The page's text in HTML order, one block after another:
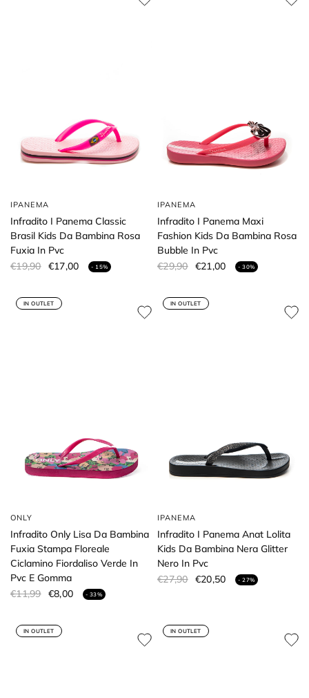
IPANEMA
Infradito I Panema Classic
Brasil Kids Da Bambina Rosa
Fuxia In Pvc
€19,90 €17,00 - 15%
IPANEMA
Infradito I Panema Maxi
Fashion Kids Da Bambina Rosa
Bubble In Pvc
€29,90 €21,00 - 30%
IN OUTLET
ONLY
Infradito Only Lisa Da Bambina
Fuxia Stampa Floreale
Ciclamino Fiordaliso Verde In
Pvc E Gomma
€11,99 €8,00 - 33%
IN OUTLET
IPANEMA
Infradito I Panema Anat Lolita
Kids Da Bambina Nera Glitter
Nero In Pvc
€27,90 €20,50 - 27%
IN OUTLET IN OUTLET